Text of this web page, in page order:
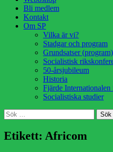
Bli medlem
Kontakt
Om SP
Vilka är vi?
Stadgar och program
Grundsatser (program)
Socialistisk
50-årsjubileum
Historia
Fjärde
Socialistiska studier
Sök
Sök
efter:
Etikett: Africom